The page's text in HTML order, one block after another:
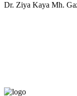
Dr. Ziya Kaya Mh.